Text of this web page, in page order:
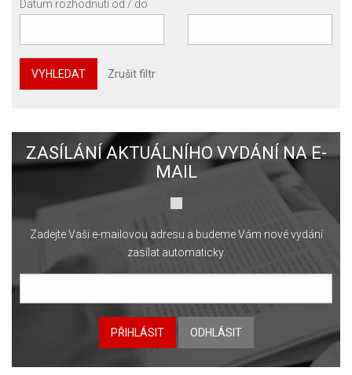
Datum rozhodnutí od / do
VYHLEDAT Zrušit filtr
ZASÍLÁNÍ AKTUÁLNÍHO VYDÁNÍ NA E-
MAIL
Zadejte Vaši e-mailovou adresu a budeme Vám nové vydání
zasílat automaticky.
PŘIHLÁSIT ODHLÁSIT